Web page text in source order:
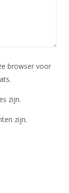
browser voor
zijn.
zijn.